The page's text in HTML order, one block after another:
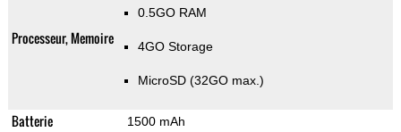
Processeur, Memoire
0.5GO RAM
4GO Storage
MicroSD (32GO max.)
Batterie 1500 mAh